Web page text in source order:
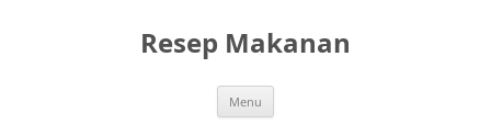
Resep Makanan
Menu